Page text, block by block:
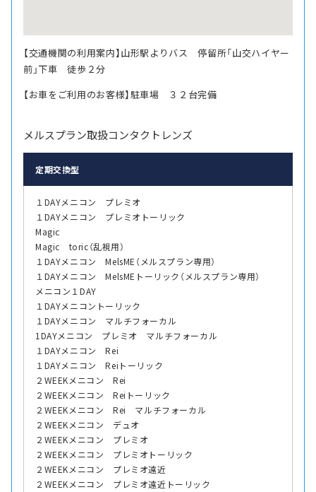
【交通機関の利用案内】山形駅よりバス 停留所「山交ハイヤー
前」下車 徒歩２分
【お車をご利用のお客様】駐車場 ３２台完備
メルスプラン取扱コンタクトレンズ
定期交換型
１DAYメニコン プレミオ
１DAYメニコン プレミオトーリック
Magic
Magic toric（乱視用）
１DAYメニコン MelsME（メルスプラン専用）
１DAYメニコン MelsMEトーリック（メルスプラン専用）
メニコン１DAY
１DAYメニコントーリック
１DAYメニコン マルチフォーカル
1DAYメニコン プレミオ マルチフォーカル
１DAYメニコン Rei
１DAYメニコン Reiトーリック
２WEEKメニコン Rei
２WEEKメニコン Reiトーリック
２WEEKメニコン Rei マルチフォーカル
２WEEKメニコン デュオ
２WEEKメニコン プレミオ
２WEEKメニコン プレミオトーリック
２WEEKメニコン プレミオ遠近
２WEEKメニコン プレミオ遠近トーリック